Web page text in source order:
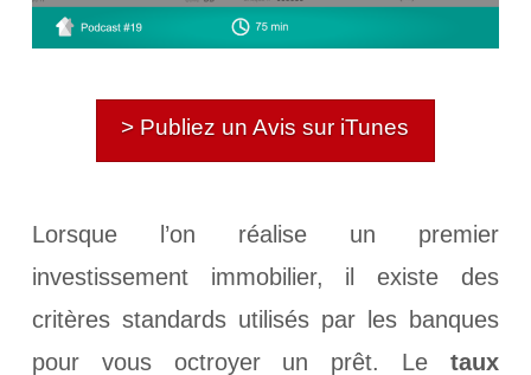
> Publiez un Avis sur iTunes
Lorsque l’on réalise un premier
investissement immobilier, il existe des
critères standards utilisés par les banques
pour vous octroyer un prêt. Letaux